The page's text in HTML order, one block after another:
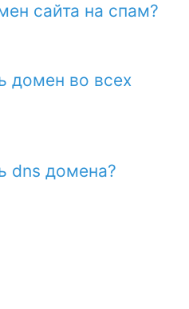
сайта на спам?
домен во всех
dns домена?